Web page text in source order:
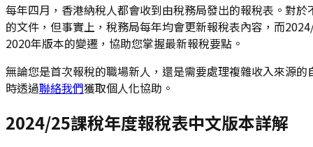
每年四月，香港納稅人都會收到由稅務局發出的報稅表。對
的文件，但事實上，稅務局每年均會更新報稅表內容，而
2020年版本的變遷，協助您掌握最新報稅要點。
無論您是首次報稅的職場新人，還是需要處理複雜收入來源
時透過聯絡我們獲取個人化協助。
2024/25課稅年度報稅表中文版本詳解